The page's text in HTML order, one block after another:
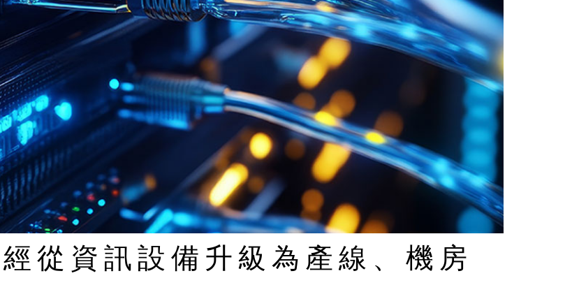
從資訊設備升級為產線、機房